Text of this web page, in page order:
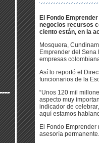
El Fondo
negocios recursos
ciento están, en la
Mosquera,
Emprender del
empresas
Así lo reportó el
funcionarios de la
“Unos 120 mil
aspecto muy
indicador de
aquí estamos
El Fondo
asesoría permanente.